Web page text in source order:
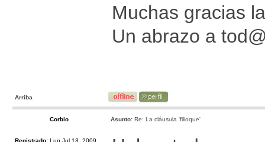
Muchas gracias
Un abrazo a
Arriba
Corbio Asunto: Re: La cláusula 'filioque'
Registrado: Lun Jul 13, 2009